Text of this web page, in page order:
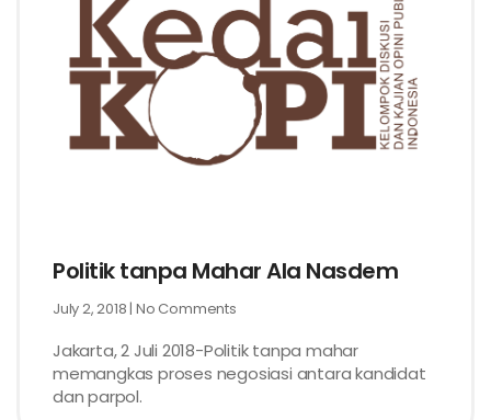
Politik tanpa Mahar Ala Nasdem
July 2, 2018 No Comments
Jakarta, 2 Juli 2018-Politik tanpa mahar
memangkas proses negosiasi antara kandidat
dan parpol.